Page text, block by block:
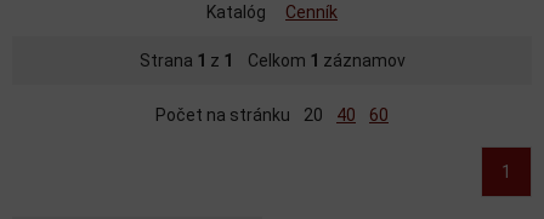
Katalóg Cenník
Strana 1 z 1 Celkom 1 záznamov
Počet na stránku 20 40 60
1